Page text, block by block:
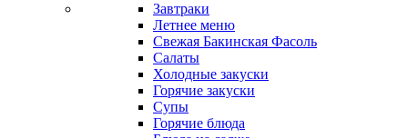
Завтраки
Летнее меню
Свежая Бакинская Фасоль
Салаты
Холодные закуски
Горячие закуски
Супы
Горячие блюда